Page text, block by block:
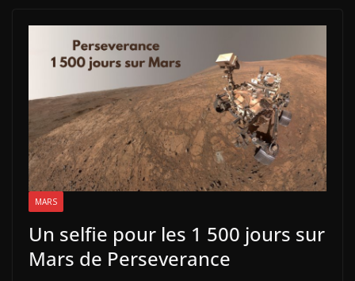
MARS
Un selfie pour les 1 500 jours sur
Mars de Perseverance